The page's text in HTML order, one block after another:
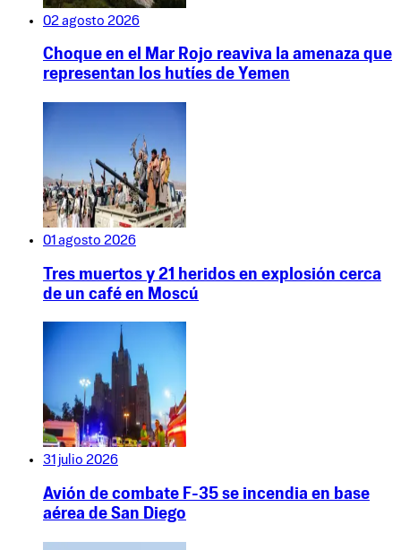
02 agosto 2026
Choque en el Mar Rojo reaviva la amenaza que
representan los hutíes de Yemen
01 agosto 2026
Tres muertos y 21 heridos en explosión cerca
de un café en Moscú
31 julio 2026
Avión de combate F-35 se incendia en base
aérea de San Diego